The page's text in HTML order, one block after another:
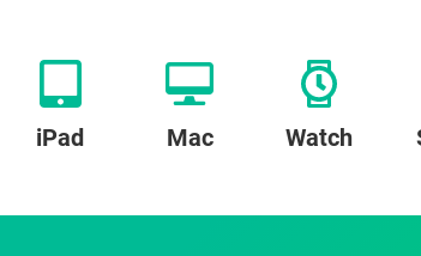
iPad Mac Watch